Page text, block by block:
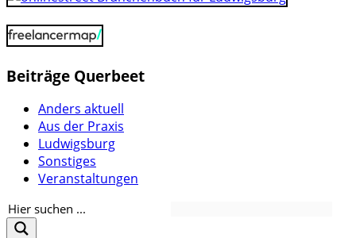
Beiträge Querbeet
Anders aktuell
Aus der Praxis
Ludwigsburg
Sonstiges
Veranstaltungen